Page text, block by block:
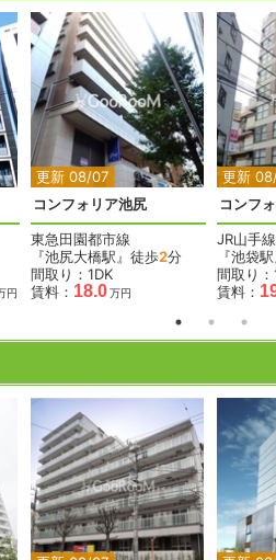
円
更新 08/07
2
コンフォリア池尻
東急田園都市線
『池尻大橋駅』徒歩2分
間取り：1DK
賃料： 18.0万円
更新
コンフ
JR山手線
『池袋
間取り：
賃料：
2